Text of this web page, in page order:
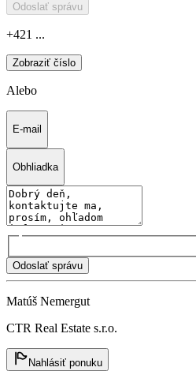
Odoslať správu
+421 ...
Zobraziť číslo
Alebo
E-mail
Obhliadka
Odoslať správu
Matúš Nemergut
CTR Real Estate s.r.o.
Nahlásiť ponuku